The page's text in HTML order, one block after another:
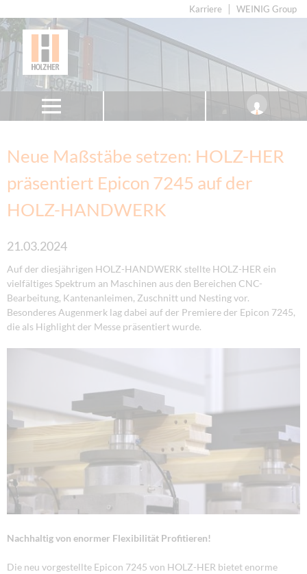
Karriere WEINIG Group
Neue Maßstäbe setzen: HOLZ-HER
präsentiert Epicon 7245 auf der
HOLZ-HANDWERK
21.03.2024
Auf der diesjährigen HOLZ-HANDWERK stellte HOLZ-HER ein
vielfältiges Spektrum an Maschinen aus den Bereichen CNC-
Bearbeitung, Kantenanleimen, Zuschnitt und Nesting vor.
Besonderes Augenmerk lag dabei auf der Premiere der Epicon 7245,
die als Highlight der Messe präsentiert wurde.
Nachhaltig von enormer Flexibilität Profitieren!
Die neu vorgestellte Epicon 7245 von HOLZ-HER bietet enorme